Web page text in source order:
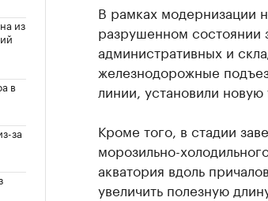
из
в
за
В рамках модернизации
разрушенном состоянии
административных и
железнодорожные
линии, установили
Кроме того, в стадии
морозильно-
акватория вдоль
увеличить полезную